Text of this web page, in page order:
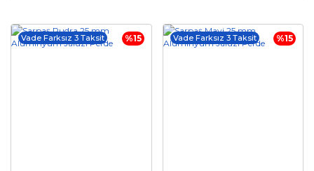
%15
Vade Farksız 3 Taksit %15
Vade Farksız 3 Taksit